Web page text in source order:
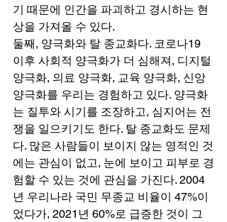
기 때문에 인간을 파괴하고 경시하는 현
상을 가져올 수 있다.
둘째, 양극화와 탈 종교화다. 코로나19
이후 사회적 양극화가 더 심해져, 디지털
양극화, 의료 양극화, 교육 양극화, 신앙
양극화를 우리는 경험하고 있다. 양극화
는 질투와 시기를 조장하고, 심지어는 전
쟁을 일으키기도 한다. 탈 종교화도 문제
다. 많은 사람들이 보이지 않는 영적인 것
에는 관심이 없고, 눈에 보이고 피부로 경
험할 수 있는 것에 관심을 가진다. 2004
년 우리나라 국민 무종교 비율이 47%이
었다가, 2021년 60%로 급증한 것이 그